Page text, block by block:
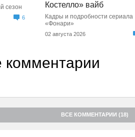
сезон
6
Костелло» вайб
Кадры и подробности сериала
«Фонари»
02 августа 2026
комментарии
ВСЕ КОММЕНТАРИИ (18)